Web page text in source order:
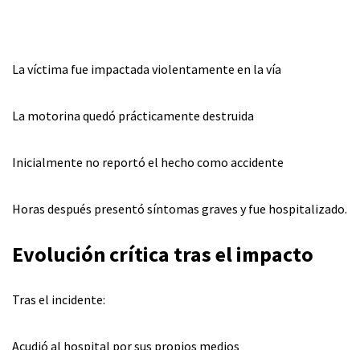
La víctima fue impactada violentamente en la vía
La motorina quedó prácticamente destruida
Inicialmente no reportó el hecho como accidente
Horas después presentó síntomas graves y fue hospitalizado.
Evolución crítica tras el impacto
Tras el incidente:
Acudió al hospital por sus propios medios